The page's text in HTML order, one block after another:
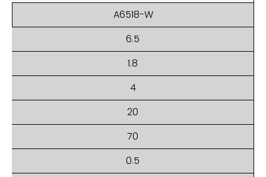
A6518-W
6.5
1.8
4
20
70
0.5